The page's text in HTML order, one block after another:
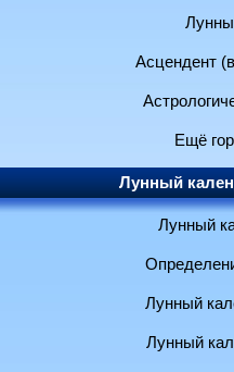
Асцендент
Ещё
Лунный
Лунный
Лунный
Лунный